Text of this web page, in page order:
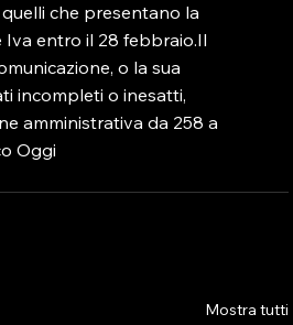
che presentano la
Iva entro il 28 febbraio.Il
o la sua
incompleti o inesatti,
amministrativa da 258 a
Oggi
Mostra tutti